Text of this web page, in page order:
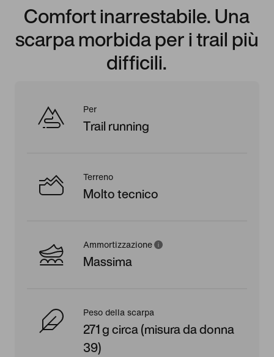
Comfort inarrestabile. Una
scarpa morbida per i trail più
difficili.
Per
Trail running
Terreno
Molto tecnico
Ammortizzazione
Massima
Peso della scarpa
271 g circa (misura da donna
39)